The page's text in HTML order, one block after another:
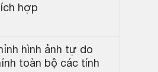
hợp
hình ảnh tự do
toàn bộ các tính